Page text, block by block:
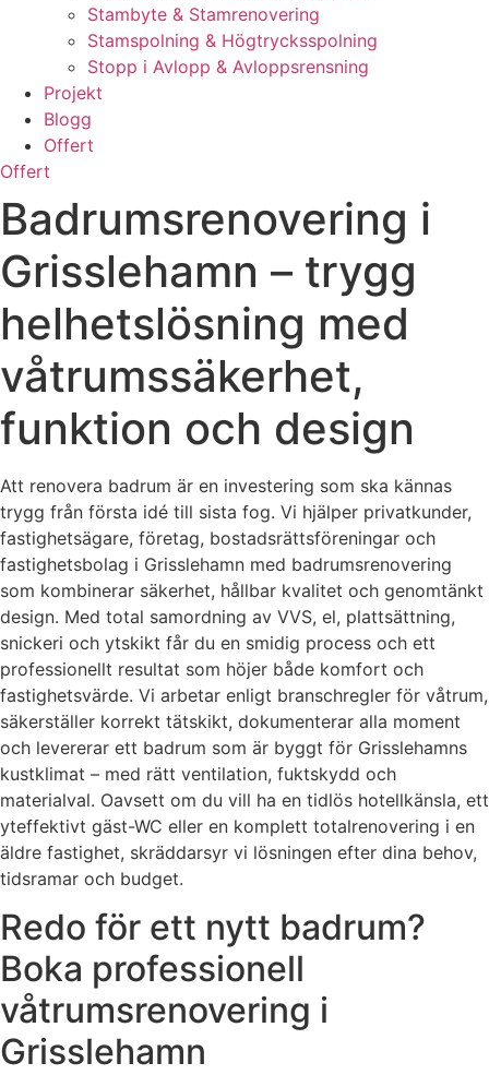
Stambyte & Stamrenovering
Stamspolning & Högtrycksspolning
Stopp i Avlopp & Avloppsrensning
Projekt
Blogg
Offert
Offert
Badrumsrenovering i
Grisslehamn – trygg
helhetslösning med
våtrumssäkerhet,
funktion och design
Att renovera badrum är en investering som ska kännas
trygg från första idé till sista fog. Vi hjälper privatkunder,
fastighetsägare, företag, bostadsrättsföreningar och
fastighetsbolag i Grisslehamn med badrumsrenovering
som kombinerar säkerhet, hållbar kvalitet och genomtänkt
design. Med total samordning av VVS, el, plattsättning,
snickeri och ytskikt får du en smidig process och ett
professionellt resultat som höjer både komfort och
fastighetsvärde. Vi arbetar enligt branschregler för våtrum,
säkerställer korrekt tätskikt, dokumenterar alla moment
och levererar ett badrum som är byggt för Grisslehamns
kustklimat – med rätt ventilation, fuktskydd och
materialval. Oavsett om du vill ha en tidlös hotellkänsla, ett
yteffektivt gäst-WC eller en komplett totalrenovering i en
äldre fastighet, skräddarsyr vi lösningen efter dina behov,
tidsramar och budget.
Redo för ett nytt badrum?
Boka professionell
våtrumsrenovering i
Grisslehamn